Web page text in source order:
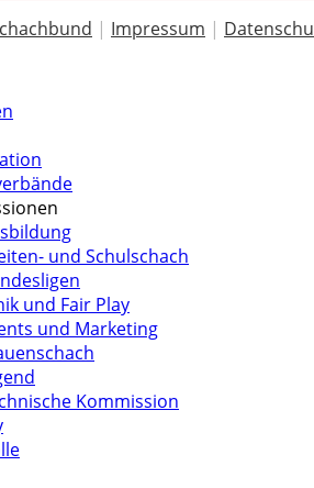
| Impressum |
und Schulschach
und Fair Play
und Marketing
Kommission